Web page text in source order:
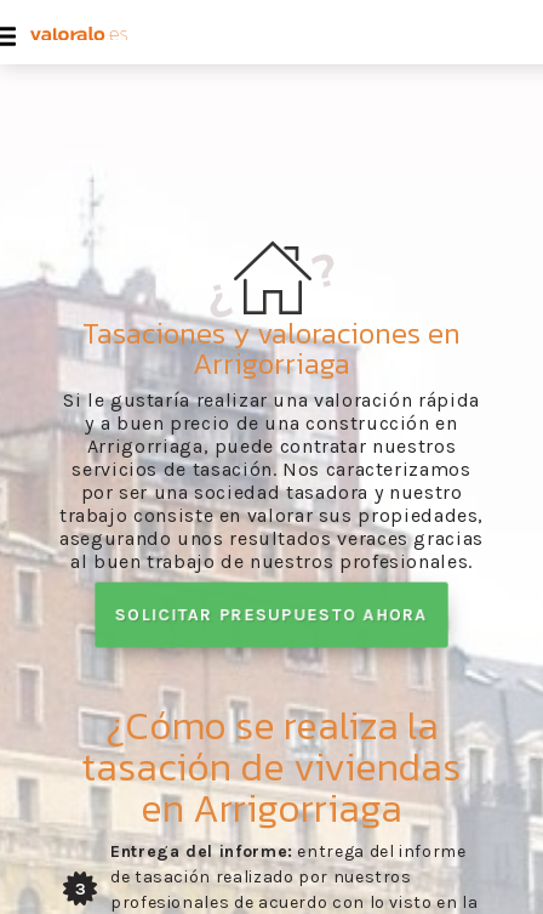
Tasaciones y valoraciones en
Arrigorriaga
Si le gustaría realizar una valoración rápida
y a buen precio de una construcción en
Arrigorriaga, puede contratar nuestros
servicios de tasación. Nos caracterizamos
por ser una sociedad tasadora y nuestro
trabajo consiste en valorar sus propiedades,
asegurando unos resultados veraces gracias
al buen trabajo de nuestros profesionales.
SOLICITAR PRESUPUESTO AHORA
¿Cómo se realiza la
tasación de viviendas
en Arrigorriaga
3
Entrega del informe:entrega del informe
de tasación realizado por nuestros
profesionales de acuerdo con lo visto en la